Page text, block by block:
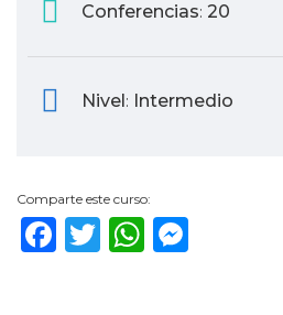
Conferencias: 20
Nivel: Intermedio
Comparte este curso:
Facebook
Twitter